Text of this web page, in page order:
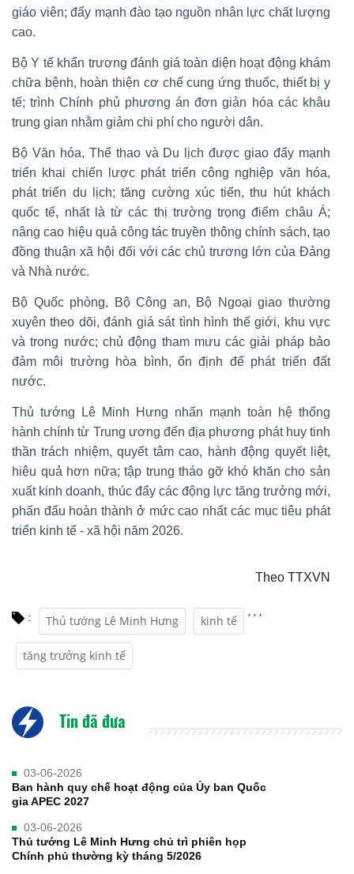
giáo viên; đẩy mạnh đào tạo nguồn nhân lực chất lượng
cao.
Bộ Y tế khẩn trương đánh giá toàn diện hoạt động khám
chữa bệnh, hoàn thiện cơ chế cung ứng thuốc, thiết bị y
tế; trình Chính phủ phương án đơn giản hóa các khâu
trung gian nhằm giảm chi phí cho người dân.
Bộ Văn hóa, Thể thao và Du lịch được giao đẩy mạnh
triển khai chiến lược phát triển công nghiệp văn hóa,
phát triển du lịch; tăng cường xúc tiến, thu hút khách
quốc tế, nhất là từ các thị trường trọng điểm châu Á;
nâng cao hiệu quả công tác truyền thông chính sách, tạo
đồng thuận xã hội đối với các chủ trương lớn của Đảng
và Nhà nước.
Bộ Quốc phòng, Bộ Công an, Bộ Ngoại giao thường
xuyên theo dõi, đánh giá sát tình hình thế giới, khu vực
và trong nước; chủ động tham mưu các giải pháp bảo
đảm môi trường hòa bình, ổn định để phát triển đất
nước.
Thủ tướng Lê Minh Hưng nhấn mạnh toàn hệ thống
hành chính từ Trung ương đến địa phương phát huy tinh
thần trách nhiệm, quyết tâm cao, hành động quyết liệt,
hiệu quả hơn nữa; tập trung tháo gỡ khó khăn cho sản
xuất kinh doanh, thúc đẩy các động lực tăng trưởng mới,
phấn đấu hoàn thành ở mức cao nhất các mục tiêu phát
triển kinh tế - xã hội năm 2026.
Theo TTXVN
: Thủ tướng Lê Minh Hưng
,
kinh tế
,
tăng trưởng kinh tế
,
Tin đã đưa
03-06-2026
Ban hành quy chế hoạt động của Ủy ban Quốc
gia APEC 2027
03-06-2026
Thủ tướng Lê Minh Hưng chủ trì phiên họp
Chính phủ thường kỳ tháng 5/2026